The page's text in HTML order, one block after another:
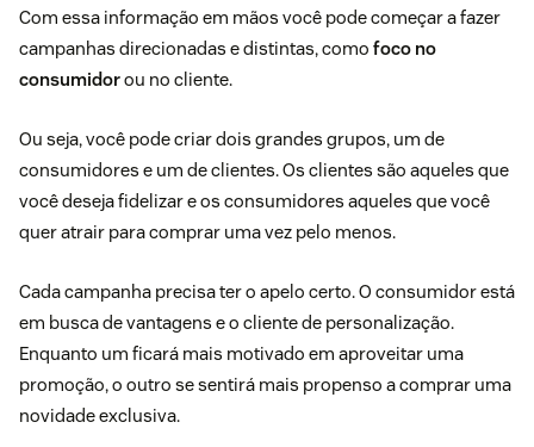
Com essa informação em mãos você pode começar a fazer
campanhas direcionadas e distintas, como foco no
consumidorou no cliente.
Ou seja, você pode criar dois grandes grupos, um de
consumidores e um de clientes. Os clientes são aqueles que
você deseja fidelizar e os consumidores aqueles que você
quer atrair para comprar uma vez pelo menos.
Cada campanha precisa ter o apelo certo. O consumidor está
em busca de vantagens e o cliente de personalização.
Enquanto um ficará mais motivado em aproveitar uma
promoção, o outro se sentirá mais propenso a comprar uma
novidade exclusiva.